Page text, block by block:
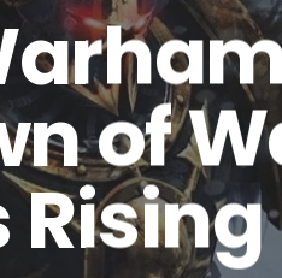
of
Rising